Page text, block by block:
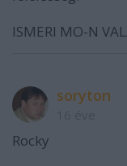
ISMERI MO-N
soryton
Rocky